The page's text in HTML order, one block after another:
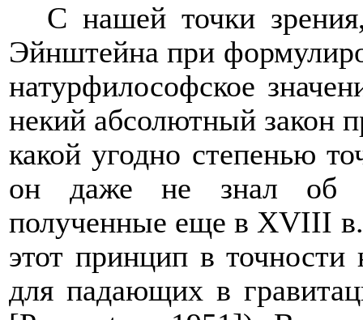
С нашей точки
Эйнштейна при
натурфилософское
некий абсолютный закон
какой угодно степенью
он даже не знал об
полученные еще вXVIII
этот принцип в
для падающих в